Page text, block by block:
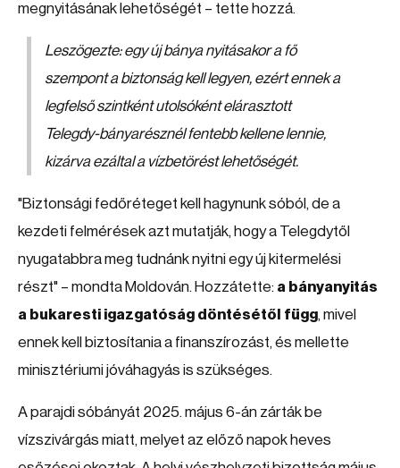
megnyitásának lehetőségét – tette hozzá.
Leszögezte: egy új bánya nyitásakor a fő
szempont a biztonság kell legyen, ezért ennek a
legfelső szintként utolsóként elárasztott
Telegdy-bányarésznél fentebb kellene lennie,
kizárva ezáltal a vízbetörést lehetőségét.
"Biztonsági fedőréteget kell hagynunk sóból, de a
kezdeti felmérések azt mutatják, hogy a Telegdytől
nyugatabbra meg tudnánk nyitni egy új kitermelési
részt" – mondta Moldován. Hozzátette: a bányanyitás
a bukaresti igazgatóság döntésétől függ, mivel
ennek kell biztosítania a finanszírozást, és mellette
minisztériumi jóváhagyás is szükséges.
A parajdi sóbányát 2025. május 6-án zárták be
vízszivárgás miatt, melyet az előző napok heves